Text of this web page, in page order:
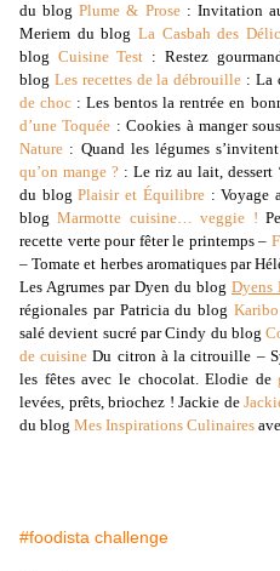
du blog Plume & Prose : Invitation
Meriem du blog La Casbah des
blog Cuisine Test : Restez
blog Les recettes de la débrouille : La
de choc : Les bentos la rentrée en
d’une Toquée : Cookies à manger
Nature : Quand les légumes
qu’on mange ? : Le riz au lait, dessert
du blog Plaisir et Équilibre : Voyage
blog Marmotte cuisine… veggie !
recette verte pour fêter le printemps –
– Tomate et herbes aromatiques par
Les Agrumes par Dyen du blog Dyens
régionales par Patricia du blog
salé devient sucré par Cindy du blog
de cuisine Du citron à la citrouille –
les fêtes avec le chocolat. Elodie de
levées, prêts, briochez ! Jackie de
du blog Mes Inspirations Culinaires
#foodista challenge